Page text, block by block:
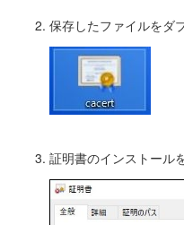
保存したファイルをダ
証明書のインストール